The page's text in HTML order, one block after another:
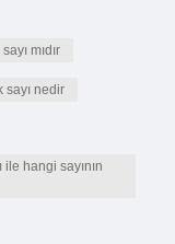
mıdır
sayı nedir
ile hangi sayının